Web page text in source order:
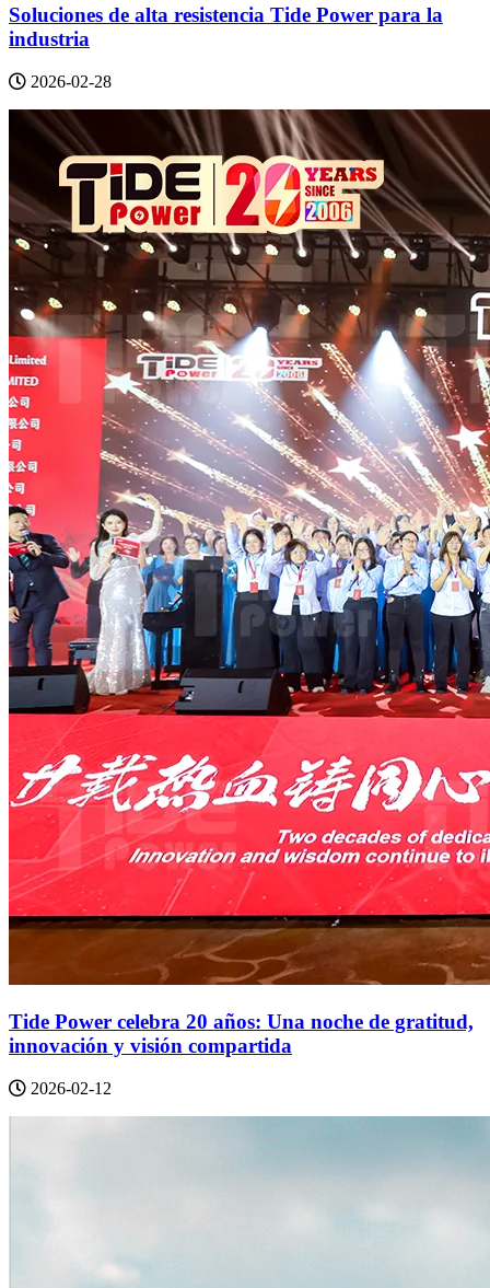
Soluciones de alta resistencia Tide Power para la
industria
2026-02-28
Tide Power celebra 20 años: Una noche de gratitud,
innovación y visión compartida
2026-02-12